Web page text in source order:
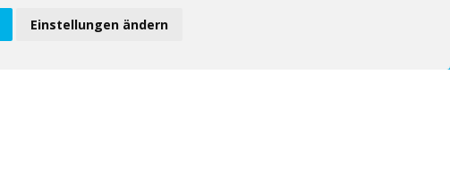
Einstellungen ändern